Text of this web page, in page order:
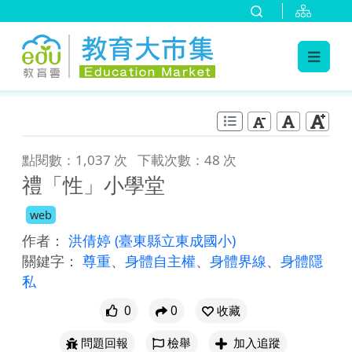
點閱數：1,037 次 下載次數：48 次
禮「性」小學堂
web
作者： 洪倩婷 (臺東縣立東成國小)
關鍵字： 尊重、 身體自主權、 身體界線、 身體隱
私
0 0
收藏
問題回報
檢舉 加入追蹤